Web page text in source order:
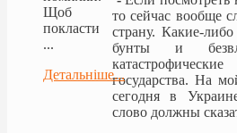
то сейчас вообще
страну. Какие-
бунты и
государства. На
сегодня в
слово должны
Щоб
покласти
...
Детальніше...